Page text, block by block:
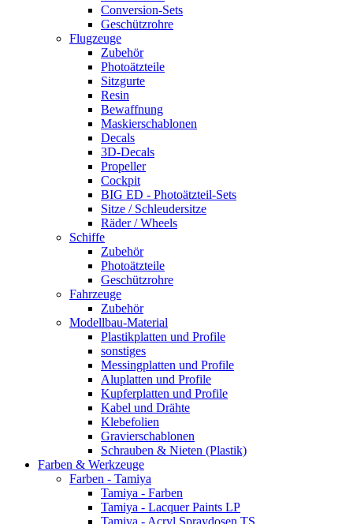
Conversion-Sets
Geschützrohre
Flugzeuge
Zubehör
Photoätzteile
Sitzgurte
Resin
Bewaffnung
Maskierschablonen
Decals
3D-Decals
Propeller
Cockpit
BIG ED - Photoätzteil-Sets
Sitze / Schleudersitze
Räder / Wheels
Schiffe
Zubehör
Photoätzteile
Geschützrohre
Fahrzeuge
Zubehör
Modellbau-Material
Plastikplatten und Profile
sonstiges
Messingplatten und Profile
Aluplatten und Profile
Kupferplatten und Profile
Kabel und Drähte
Klebefolien
Gravierschablonen
Schrauben & Nieten (Plastik)
Farben & Werkzeuge
Farben - Tamiya
Tamiya - Farben
Tamiya - Lacquer Paints LP
Tamiya - Acryl Spraydosen TS